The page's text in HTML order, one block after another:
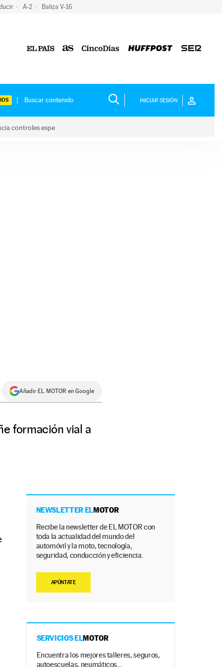
A-2 Baliza V-16
INICIAR SESIÓN
controles espe
Añadir EL MOTOR en Google
formación vial a
NEWSLETTER ELMOTOR
Recibe la newsletter de EL MOTOR con
toda la actualidad del mundo del
automóvil y la moto, tecnología,
seguridad, conducción y eficiencia.
APÚNTATE
SERVICIOS ELMOTOR
Encuentra los mejores talleres, seguros,
autoescuelas, neumáticos…